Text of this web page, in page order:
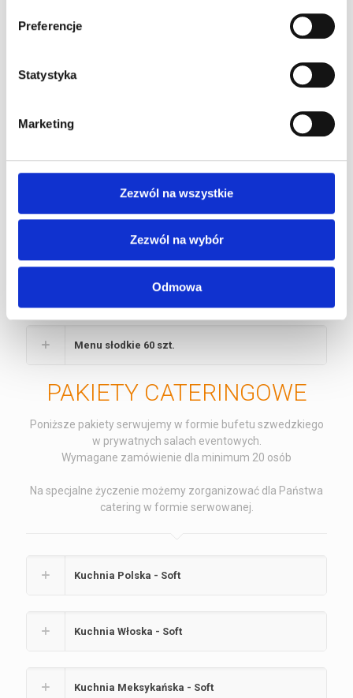
Preferencje
Statystyka
Marketing
Zezwól na wszystkie
Zezwól na wybór
Odmowa
Pakiet Alkohol 2
PAKIETY FINGER FOOD
Finger Food 50 szt.
Finger Food 100 szt.
Mini kanapeczki 100 szt.
Menu słodkie 60 szt.
PAKIETY CATERINGOWE
Poniższe pakiety serwujemy w formie bufetu szwedzkiego
w prywatnych salach eventowych.
Wymagane zamówienie dla minimum 20 osób
Na specjalne życzenie możemy zorganizować dla Państwa
catering w formie serwowanej.
Kuchnia Polska - Soft
Kuchnia Włoska - Soft
Kuchnia Meksykańska - Soft